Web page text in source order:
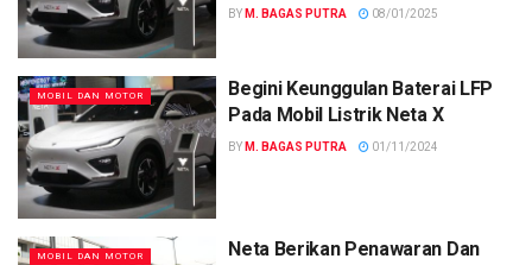
BY M. BAGAS PUTRA 08/01/2025
MOBIL DAN MOTOR
Begini Keunggulan Baterai LFP
Pada Mobil Listrik Neta X
BY M. BAGAS PUTRA 01/11/2024
MOBIL DAN MOTOR
Neta Berikan Penawaran Dan